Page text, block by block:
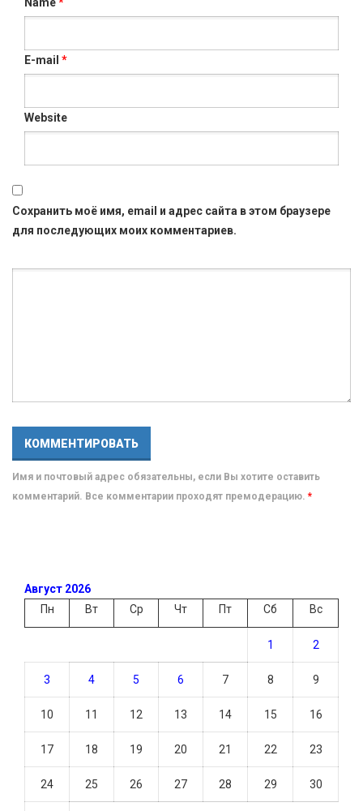
E-mail *
Website
Сохранить моё имя, email и адрес сайта в этом браузере
для последующих моих комментариев.
Имя и почтовый адрес обязательны, если Вы хотите оставить
комментарий. Все комментарии проходят премодерацию. *
Август 2026
Пн
Вт Ср Чт Пт Сб Вс
1 2
3 4 5 6 7 8 9
10 11 12 13 14 15 16
17 18 19 20 21 22 23
24 25 26 27 28 29 30